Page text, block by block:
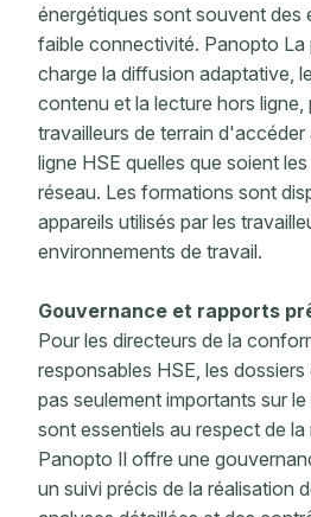
énergétiques sont souvent des
faible connectivité. Panopto La
charge la diffusion adaptative,
contenu et la lecture hors ligne,
travailleurs de terrain
ligne HSE quelles que soient
réseau. Les formations sont
appareils utilisés par les
environnements de travail.
Gouvernance et rapports
Pour les directeurs de la
responsables HSE, les
pas seulement importants sur
sont essentiels au respect de
Panopto Il offre une
un suivi précis de la réalisation